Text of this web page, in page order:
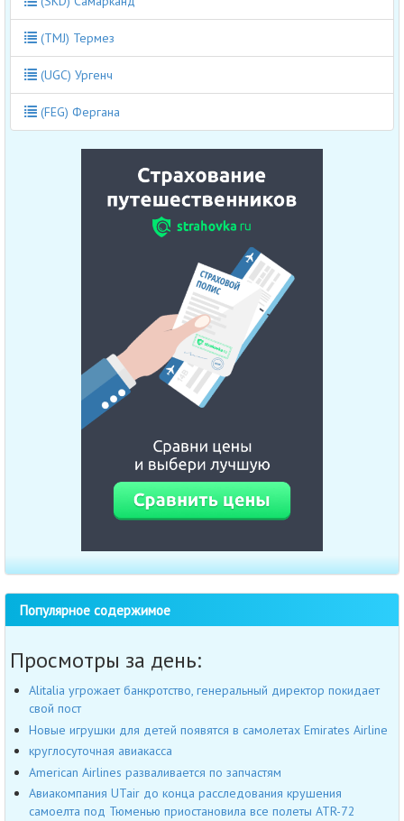
(TMJ) Термез
(UGC) Ургенч
(FEG) Фергана
Популярное содержимое
Просмотры за день:
Alitalia угрожает банкротство, генеральный директор покидает
свой пост
Новые игрушки для детей появятся в самолетах Emirates Airline
круглосуточная авиакасса
American Airlines разваливается по запчастям
Авиакомпания UTair до конца расследования крушения
самоелта под Тюменью приостановила все полеты ATR-72